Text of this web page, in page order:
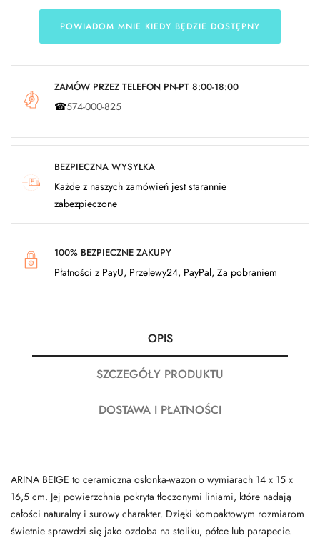
POWIADOM MNIE KIEDY BĘDZIE DOSTĘPNY
ZAMÓW PRZEZ TELEFON PN-PT 8:00-18:00
☎574-000-825
BEZPIECZNA WYSYŁKA
Każde z naszych zamówień jest starannie
zabezpieczone
100% BEZPIECZNE ZAKUPY
Płatności z PayU, Przelewy24, PayPal, Za pobraniem
OPIS
SZCZEGÓŁY PRODUKTU
DOSTAWA I PŁATNOŚCI
ARINA BEIGE to ceramiczna osłonka-wazon o wymiarach 14 x 15 x
16,5 cm. Jej powierzchnia pokryta tłoczonymi liniami, które nadają
całości naturalny i surowy charakter. Dzięki kompaktowym rozmiarom
świetnie sprawdzi się jako ozdoba na stoliku, półce lub parapecie.